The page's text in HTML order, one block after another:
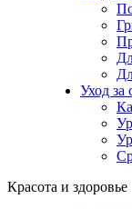
Уход за
Красота и здоровье